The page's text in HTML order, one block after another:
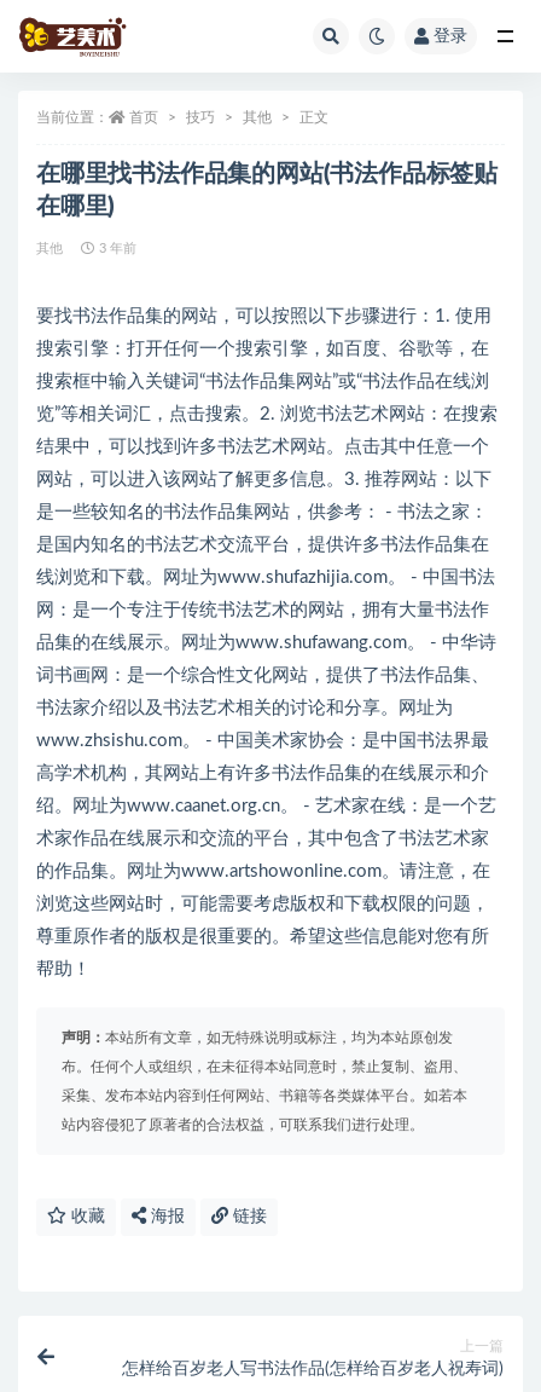
登录
当前位置： 首页 技巧 其他 正文
在哪里找书法作品集的网站(书法作品标签贴
在哪里)
其他 3 年前
要找书法作品集的网站，可以按照以下步骤进行：1. 使用
搜索引擎：打开任何一个搜索引擎，如百度、谷歌等，在
搜索框中输入关键词“书法作品集网站”或“书法作品在线浏
览”等相关词汇，点击搜索。2. 浏览书法艺术网站：在搜索
结果中，可以找到许多书法艺术网站。点击其中任意一个
网站，可以进入该网站了解更多信息。3. 推荐网站：以下
是一些较知名的书法作品集网站，供参考： - 书法之家：
是国内知名的书法艺术交流平台，提供许多书法作品集在
线浏览和下载。网址为www.shufazhijia.com。 - 中国书法
网：是一个专注于传统书法艺术的网站，拥有大量书法作
品集的在线展示。网址为www.shufawang.com。 - 中华诗
词书画网：是一个综合性文化网站，提供了书法作品集、
书法家介绍以及书法艺术相关的讨论和分享。网址为
www.zhsishu.com。 - 中国美术家协会：是中国书法界最
高学术机构，其网站上有许多书法作品集的在线展示和介
绍。网址为www.caanet.org.cn。 - 艺术家在线：是一个艺
术家作品在线展示和交流的平台，其中包含了书法艺术家
的作品集。网址为www.artshowonline.com。请注意，在
浏览这些网站时，可能需要考虑版权和下载权限的问题，
尊重原作者的版权是很重要的。希望这些信息能对您有所
帮助！
声明： 本站所有文章，如无特殊说明或标注，均为本站原创发
布。任何个人或组织，在未征得本站同意时，禁止复制、盗用、
采集、发布本站内容到任何网站、书籍等各类媒体平台。如若本
站内容侵犯了原著者的合法权益，可联系我们进行处理。
收藏 海报 链接
上一篇
怎样给百岁老人写书法作品(怎样给百岁老人祝寿词)